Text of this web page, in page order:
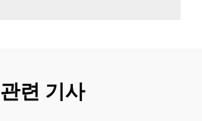
관련 기사